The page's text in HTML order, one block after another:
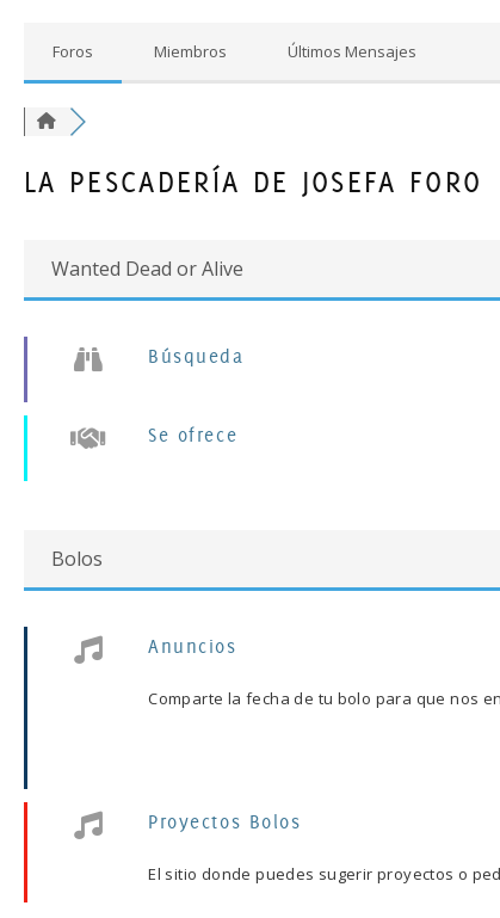
Foros Miembros Últimos Mensajes
LA PESCADERÍA DE JOSEFA FORO
Wanted Dead or Alive
Búsqueda
Se ofrece
Bolos
Anuncios
Comparte la fecha de tu bolo para que nos
Proyectos Bolos
El sitio donde puedes sugerir proyectos o